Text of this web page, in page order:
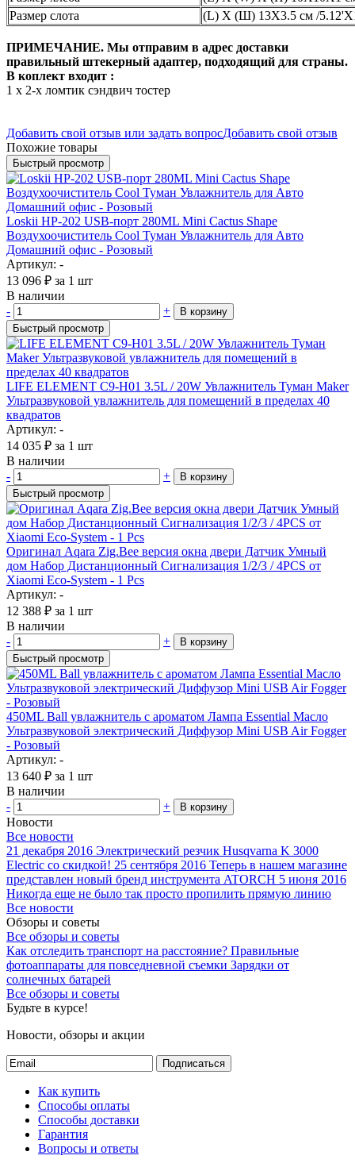
Размер слота
(L) X (Ш) 13X3.5 см /
ПРИМЕЧАНИЕ. Мы отправим в адрес доставки
правильный штекерный адаптер, подходящий для страны.
В коплект входит :
1 х 2-х ломтик сэндвич тостер
Добавить свой отзыв или задать вопросДобавить свой отзыв
Похожие товары
Быстрый просмотр
Loskii HP-202 USB-порт 280ML Mini Cactus Shape
Воздухоочиститель Cool Туман Увлажнитель для Авто
Домашний офис - Розовый
Артикул: -
13 096 ₽ за 1 шт
В наличии
-
+
В корзину
Быстрый просмотр
LIFE ELEMENT C9-H01 3.5L / 20W Увлажнитель Туман Maker
Ультразвуковой увлажнитель для помещений в пределах 40
квадратов
Артикул: -
14 035 ₽ за 1 шт
В наличии
-
+
В корзину
Быстрый просмотр
Оригинал Aqara Zig.Bee версия окна двери Датчик Умный
дом Набор Дистанционный Сигнализация 1/2/3 / 4PCS от
Xiaomi Eco-System - 1 Pcs
Артикул: -
12 388 ₽ за 1 шт
В наличии
-
+
В корзину
Быстрый просмотр
450ML Ball увлажнитель с ароматом Лампа Essential Масло
Ультразвуковой электрический Диффузор Mini USB Air Fogger
- Розовый
Артикул: -
13 640 ₽ за 1 шт
В наличии
-
+ В корзину
Новости
Все новости
21 декабря 2016 Электрический резчик Husqvarna K 3000
Electric со скидкой! 25 сентября 2016 Теперь в нашем магазине
представлен новый бренд инструмента ATORCH 5 июня 2016
Никогда еще не было так просто пропилить прямую линию
Все новости
Обзоры и советы
Все обзоры и советы
Как отследить транспорт на расстояние? Правильные
фотоаппараты для повседневной съемки Зарядки от
солнечных батарей
Все обзоры и советы
Будьте в курсе!
Новости, обзоры и акции
Подписаться
Как купить
Способы оплаты
Способы доставки
Гарантия
Вопросы и ответы